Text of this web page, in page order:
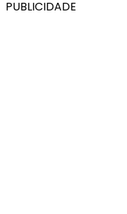
PUBLICIDADE